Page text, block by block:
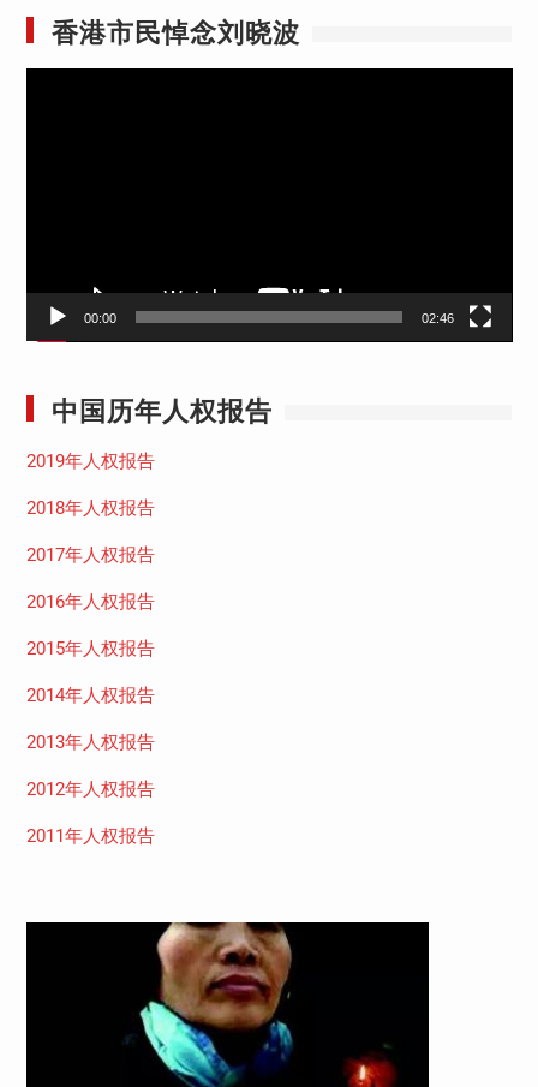
香港市民悼念刘晓波
00:00 02:46
中国历年人权报告
2019年人权报告
2018年人权报告
2017年人权报告
2016年人权报告
2015年人权报告
2014年人权报告
2013年人权报告
2012年人权报告
2011年人权报告